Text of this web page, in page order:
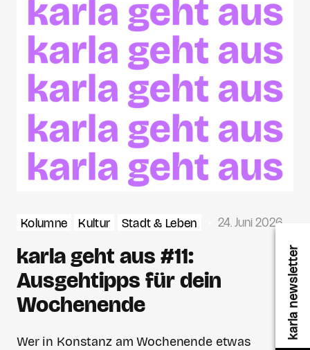
karla newsletter
Kolumne Kultur Stadt & Leben 24. Juni 2026
karla geht aus #11:
Ausgehtipps für dein
Wochenende
Wer in Konstanz am Wochenende etwas